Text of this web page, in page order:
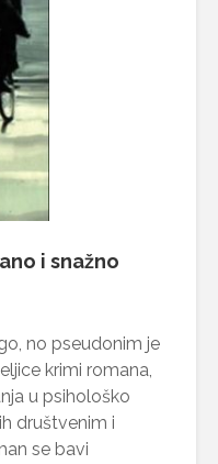
i snažno
no pseudonim je
krimi romana,
u psihološko
društvenim i
se bavi